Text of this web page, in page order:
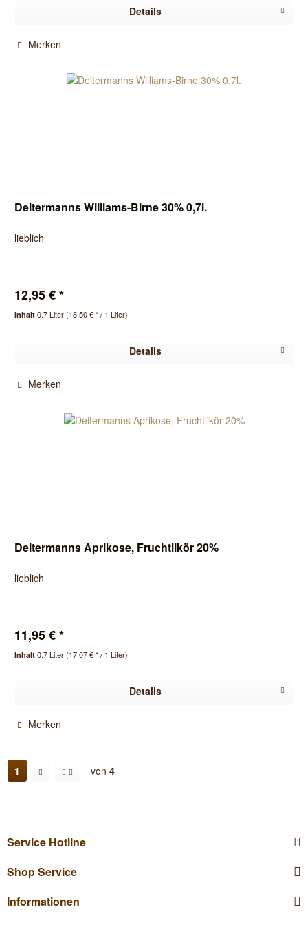
Details
Merken
Deitermanns Williams-Birne 30% 0,7l.
lieblich
12,95 € *
Inhalt0.7 Liter(18,50 € * / 1 Liter)
Details
Merken
Deitermanns Aprikose, Fruchtlikör 20%
lieblich
11,95 € *
Inhalt0.7 Liter(17,07 € * / 1 Liter)
Details
Merken
1 von 4
Service Hotline
Shop Service
Informationen